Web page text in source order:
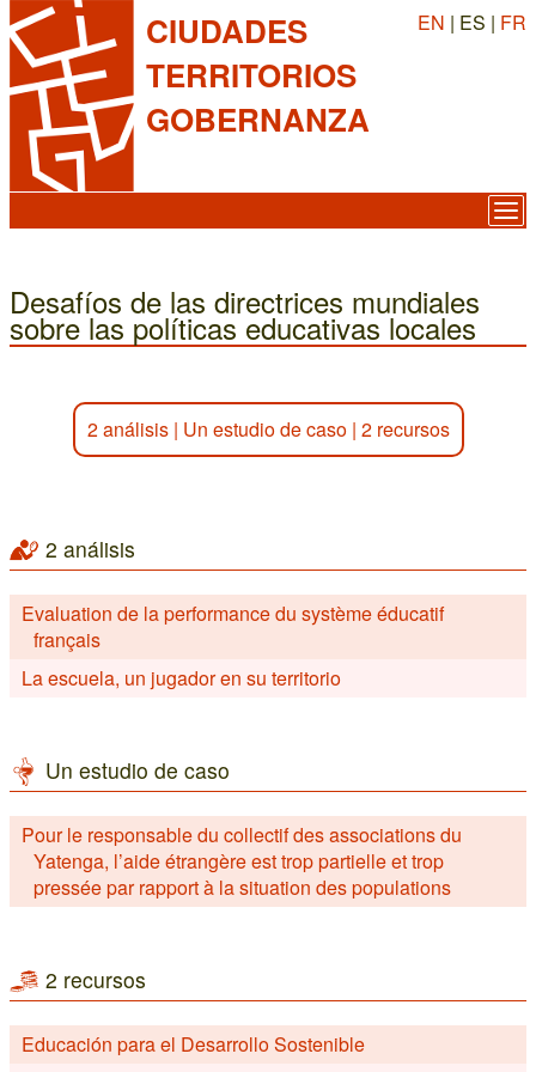
CIUDADES
TERRITORIOS
GOBERNANZA
EN | ES | FR
Desafíos de las directrices mundiales
sobre las políticas educativas locales
2 análisis| Un estudio de caso| 2 recursos
2 análisis
Evaluation de la performance du système éducatif
français
La escuela, un jugador en su territorio
Un estudio de caso
Pour le responsable du collectif des associations du
Yatenga, l’aide étrangère est trop partielle et trop
pressée par rapport à la situation des populations
2 recursos
Educación para el Desarrollo Sostenible